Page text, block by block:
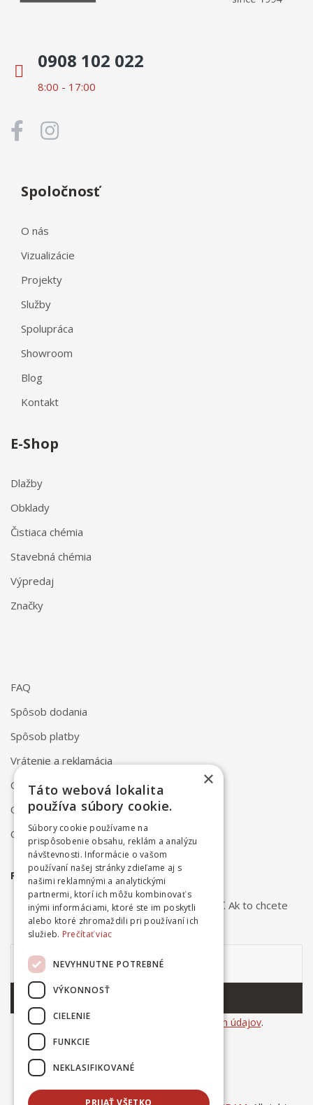
0908 102 022
8:00 - 17:00
Spoločnosť
O nás
Vizualizácie
Projekty
Služby
Spolupráca
Showroom
Blog
Kontakt
E-Shop
Dlažby
Obklady
Čistiaca chémia
Stavebná chémia
Výpredaj
Značky
FAQ
Spôsob dodania
Spôsob platby
Vrátenie a reklamácia
Odstúpenie od zmluvy online
Obchodné podmienky
Ochrana osobných údajov
PRIHLÁSTE SA NA ODBER NOVINIEK
Odber noviniek môžete kedykoľvek zrušiť. Ak to chcete
urobiť, kontaktujte nás.
Súhlasím so spracovaním osobných údajov.
×
Táto webová lokalita
používa súbory cookie.
Súbory cookie používame na
prispôsobenie obsahu, reklám a analýzu
návštevnosti. Informácie o vašom
používaní našej stránky zdieľame aj s
našimi reklamnými a analytickými
partnermi, ktorí ich môžu kombinovať s
inými informáciami, ktoré ste im poskytli
alebo ktoré zhromaždili pri používaní ich
služieb. Prečítať viac
NEVYHNUTNE POTREBNÉ
VÝKONNOSŤ
CIELENIE
FUNKCIE
NEKLASIFIKOVANÉ
PRIJAŤ VŠETKO